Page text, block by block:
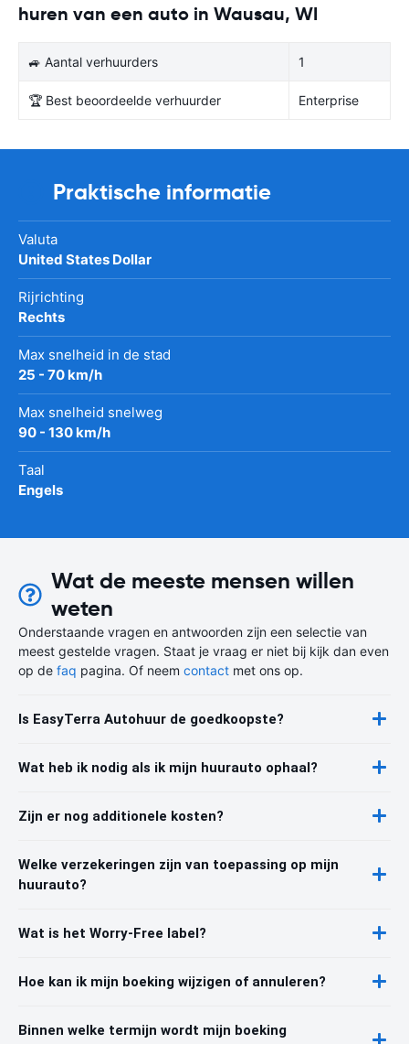
huren van een auto in Wausau, WI
🚙 Aantal verhuurders 1
🏆 Best beoordeelde verhuurder Enterprise
Praktische informatie
Valuta
United States Dollar
Rijrichting
Rechts
Max snelheid in de stad
25 - 70 km/h
Max snelheid snelweg
90 - 130 km/h
Taal
Engels
Wat de meeste mensen willen
weten
Onderstaande vragen en antwoorden zijn een selectie van
meest gestelde vragen. Staat je vraag er niet bij kijk dan even
op de faq pagina. Of neem contact met ons op.
Is EasyTerra Autohuur de goedkoopste?
Wat heb ik nodig als ik mijn huurauto ophaal?
Zijn er nog additionele kosten?
Welke verzekeringen zijn van toepassing op mijn
huurauto?
Wat is het Worry-Free label?
Hoe kan ik mijn boeking wijzigen of annuleren?
Binnen welke termijn wordt mijn boeking